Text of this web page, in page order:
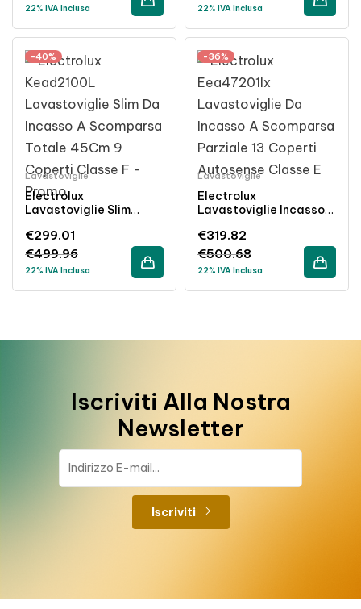
22% IVA Inclusa 22% IVA Inclusa
-40%
Lavastoviglie
Electrolux
Lavastoviglie Slim
Classe F Inverter
€499.96
€299.01
22% IVA Inclusa
-36%
Lavastoviglie
Electrolux
Lavastoviglie Incasso
Eeta Classe E 44 DBA
€500.68
€319.82
22% IVA Inclusa
Iscriviti Alla Nostra
Newsletter
Iscriviti